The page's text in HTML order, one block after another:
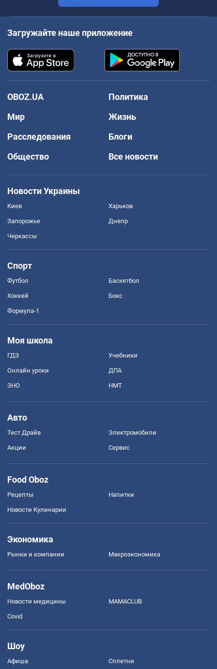
Загружайте наше приложение
OBOZ.UA
Политика
Мир
Жизнь
Расследования
Блоги
Общество
Все новости
Новости Украины
Киев Харьков
Запорожье Днепр
Черкассы
Спорт
Футбол Баскетбол
Хоккей Бокс
Формула-1
Моя школа
ГДЗ Учебники
Онлайн уроки ДПА
ЗНО НМТ
Авто
Тест Драйв Электромобили
Акции Сервис
Food Oboz
Рецепты Напитки
Новости Кулинарии
Экономика
Рынки и компании Mакроэкономика
MedOboz
Новости медицины MAMACLUB
Covid
Шоу
Афиша Сплетни